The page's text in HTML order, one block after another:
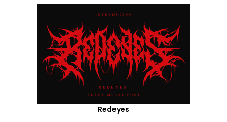
Redeyes